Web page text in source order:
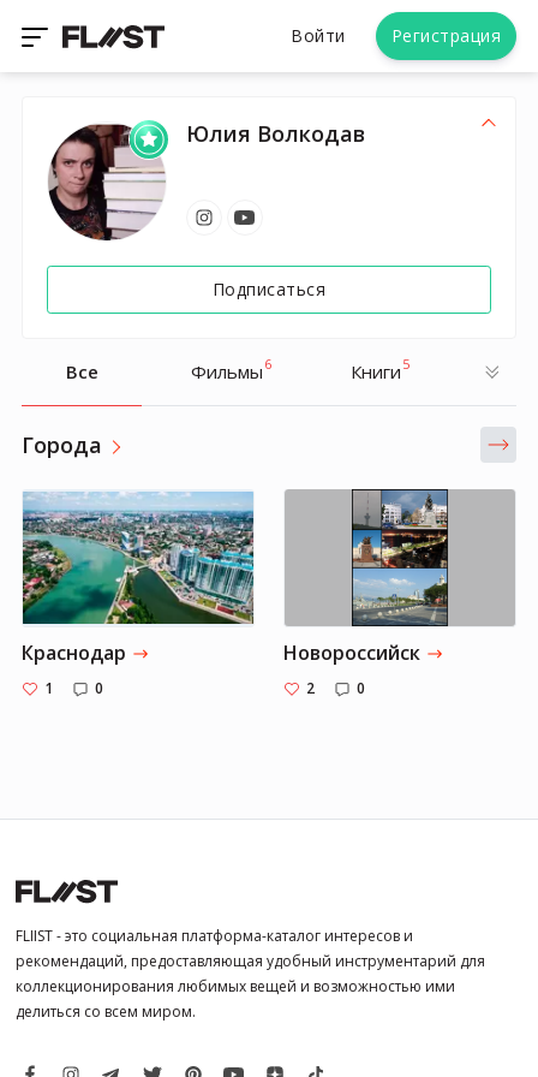
Войти Регистрация
Юлия Волкодав
Подписаться
Все Фильмы 6 Книги 5
Города
Краснодар
1 0
Новороссийск
2 0
FLIIST - это социальная платформа-каталог интересов и
рекомендаций, предоставляющая удобный инструментарий для
коллекционирования любимых вещей и возможностью ими
делиться со всем миром.